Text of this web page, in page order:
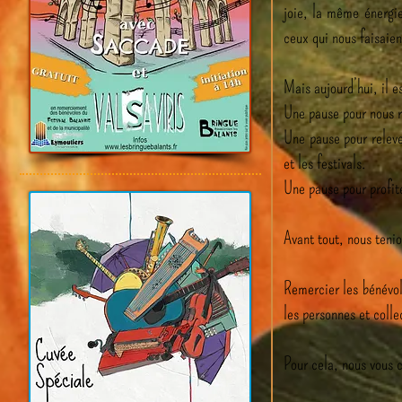
joie, la même
ceux qui nous
Mais aujourd’hui, il
Une pause pour nous
Une pause pour
et les festivals.
Une pause pour
Avant tout, nous
Remercier les
les personnes et
Pour cela, nous